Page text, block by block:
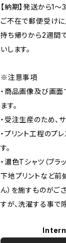
【納期】発送から1
ご不在で郵便受け
持ち帰りから2週間
いします。
※注意事項
・商品画像及び画
ます。
・受注生産のため、
・プリント工程のプ
す。
・濃色Tシャツ（ブラ
下地プリントなど前
ん）を施すものがご
すが、洗濯する事で